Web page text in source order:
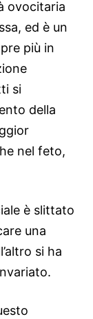
ovocitaria
ed è un
più in
si
della
nel feto,
è slittato
una
si ha